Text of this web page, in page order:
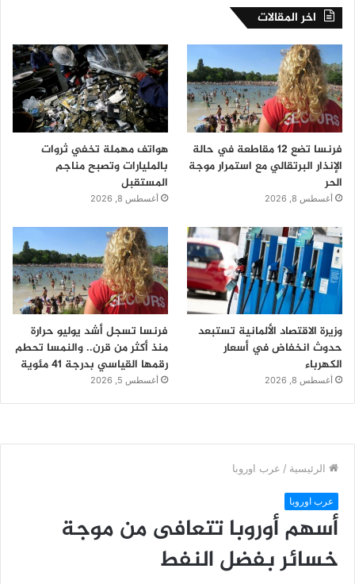
اخر المقالات
فرنسا تضع 12 مقاطعة في حالة
الإنذار البرتقالي مع استمرار موجة
الحر
أغسطس 8, 2026
هواتف مهملة تخفي ثروات
بالمليارات وتصبح مناجم
المستقبل
أغسطس 8, 2026
وزيرة الاقتصاد الألمانية تستبعد
حدوث انخفاض في أسعار
الكهرباء
أغسطس 8, 2026
فرنسا تسجل أشد يوليو حرارة
منذ أكثر من قرن.. والنمسا تحطم
رقمها القياسي بدرجة 41 مئوية
أغسطس 5, 2026